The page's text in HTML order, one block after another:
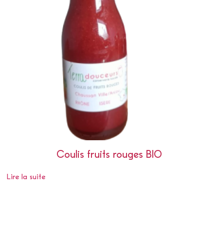
Coulis fruits rouges BIO
Lire la suite